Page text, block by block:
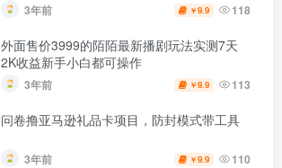
3年前 ￥9.9 118
外面售价3999的陌陌最新播剧玩法实测7天
2K收益新手小白都可操作
3年前 ￥9.9 113
问卷撸亚马逊礼品卡项目，防封模式带工具
3年前 ￥9.9 110